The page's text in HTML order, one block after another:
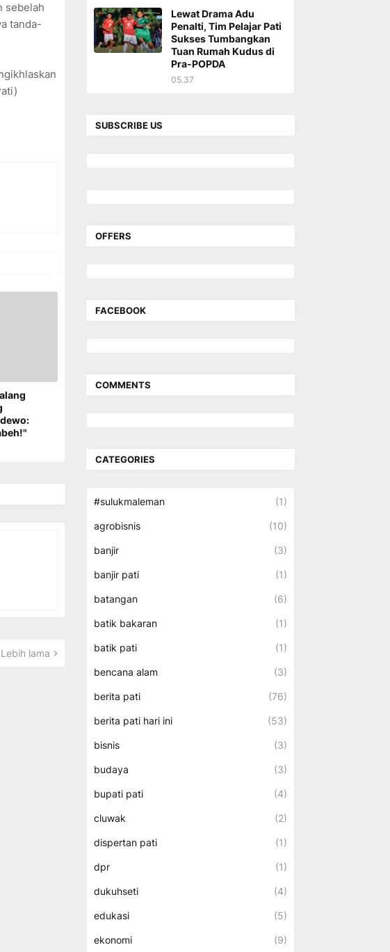
sebelah
tanda-
Lebih lama
Lewat Drama Adu
Penalti, Tim Pelajar Pati
Sukses Tumbangkan
Tuan Rumah Kudus di
Pra-POPDA
05.37
SUBSCRIBE US
OFFERS
FACEBOOK
COMMENTS
CATEGORIES
#sulukmaleman (1)
agrobisnis (10)
banjir (3)
banjir pati (1)
batangan (6)
batik bakaran (1)
batik pati (1)
bencana alam (3)
berita pati (76)
berita pati hari ini (53)
bisnis (3)
budaya (3)
bupati pati (4)
cluwak (2)
dispertan pati (1)
dpr (1)
dukuhseti (4)
edukasi (5)
ekonomi (9)